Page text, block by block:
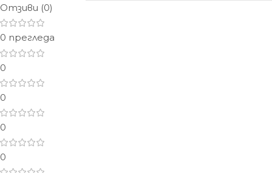
Отзиви (0)
0 прегледа
0
0
0
0